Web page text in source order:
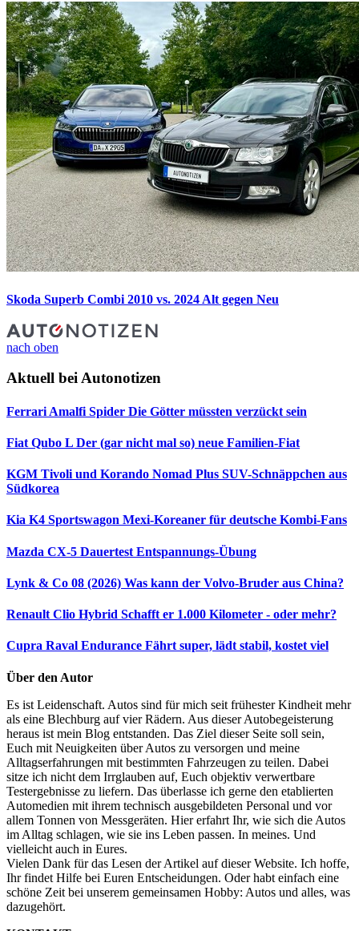
Skoda Superb Combi 2010 vs. 2024 Alt gegen Neu
nach oben
Aktuell bei Autonotizen
Ferrari Amalfi Spider Die Götter müssten verzückt sein
Fiat Qubo L Der (gar nicht mal so) neue Familien-Fiat
KGM Tivoli und Korando Nomad Plus SUV-Schnäppchen aus
Südkorea
Kia K4 Sportswagon Mexi-Koreaner für deutsche Kombi-Fans
Mazda CX-5 Dauertest Entspannungs-Übung
Lynk & Co 08 (2026) Was kann der Volvo-Bruder aus China?
Renault Clio Hybrid Schafft er 1.000 Kilometer - oder mehr?
Cupra Raval Endurance Fährt super, lädt stabil, kostet viel
Über den Autor
Es ist Leidenschaft. Autos sind für mich seit frühester Kindheit mehr
als eine Blechburg auf vier Rädern. Aus dieser Autobegeisterung
heraus ist mein Blog entstanden. Das Ziel dieser Seite soll sein,
Euch mit Neuigkeiten über Autos zu versorgen und meine
Alltagserfahrungen mit bestimmten Fahrzeugen zu teilen. Dabei
sitze ich nicht dem Irrglauben auf, Euch objektiv verwertbare
Testergebnisse zu liefern. Das überlasse ich gerne den etablierten
Automedien mit ihrem technisch ausgebildeten Personal und vor
allem Tonnen von Messgeräten. Hier erfahrt Ihr, wie sich die Autos
im Alltag schlagen, wie sie ins Leben passen. In meines. Und
vielleicht auch in Eures.
Vielen Dank für das Lesen der Artikel auf dieser Website. Ich hoffe,
Ihr findet Hilfe bei Euren Entscheidungen. Oder habt einfach eine
schöne Zeit bei unserem gemeinsamen Hobby: Autos und alles, was
dazugehört.